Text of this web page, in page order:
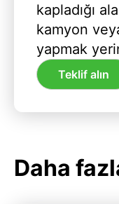
kapladığı
kamyon
yapmak
Teklif alın
Daha